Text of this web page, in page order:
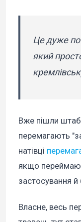
Це дуже
який
Вже пішли
перемагають
натівці
якщо
застосування
Власне, весь